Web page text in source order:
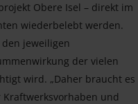
Obere Isel – direkt im
wiederbelebt werden.
jeweiligen
der vielen
wird. „Daher braucht es
und